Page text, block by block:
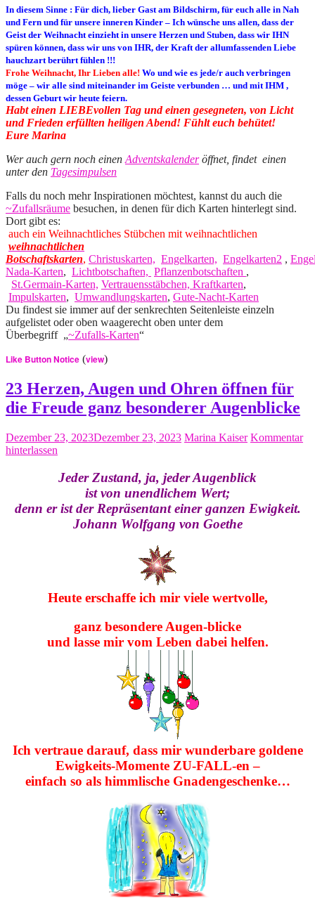
In diesem Sinne : Für dich, lieber Gast am Bildschirm, für euch alle in Nah
und Fern und für unsere inneren Kinder – Ich wünsche uns allen, dass der
Geist der Weihnacht einzieht in unsere Herzen und Stuben, dass wir IHN
spüren können, dass wir uns von IHR, der Kraft der allumfassenden Liebe
hauchzart berührt fühlen !!!
Frohe Weihnacht, Ihr Lieben alle! Wo und wie es jede/r auch verbringen
möge – wir alle sind miteinander im Geiste verbunden … und mit IHM ,
dessen Geburt wir heute feiern.
Habt einen LIEBEvollen Tag und einen gesegneten, von Licht
und Frieden erfüllten heiligen Abend! Fühlt euch behütet!
Eure Marina
Wer auch gern noch einen Adventskalenderöffnet, findet einen
unter den Tagesimpulsen
Falls du noch mehr Inspirationen möchtest, kannst du auch die
~Zufallsräume besuchen, in denen für dich Karten hinterlegt sind.
Dort gibt es:
auch ein Weihnachtliches Stübchen mit weihnachtlichen
weihnachtlichen
Botschaftskarten, Christuskarten, Engelkarten, Engelkarten2 ,
Nada-Karten, Lichtbotschaften, Pflanzenbotschaften ,
St.Germain-Karten, Vertrauensstäbchen, Kraftkarten,
Impulskarten, Umwandlungskarten, Gute-Nacht-Karten
Du findest sie immer auf der senkrechten Seitenleiste einzeln
aufgelistet oder oben waagerecht oben unter dem
Überbegriff „~Zufalls-Karten“
Like Button Notice (view)
23 Herzen, Augen und Ohren öffnen für
die Freude ganz besonderer Augenblicke
Dezember 23, 2023Dezember 23, 2023 Marina Kaiser Kommentar
hinterlassen
Jeder Zustand, ja, jeder Augenblick
ist von unendlichem Wert;
denn er ist der Repräsentant einer ganzen Ewigkeit.
Johann Wolfgang von Goethe
Heute erschaffe ich mir viele wertvolle,
ganz besondere Augen-blicke
und lasse mir vom Leben dabei helfen.
Ich vertraue darauf, dass mir wunderbare goldene
Ewigkeits-Momente ZU-FALL-en –
einfach so als himmlische Gnadengeschenke…